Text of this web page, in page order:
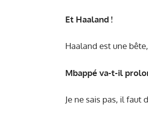
Et Haaland !
Haaland est une
Mbappé va-t-il
Je ne sais pas, il faut